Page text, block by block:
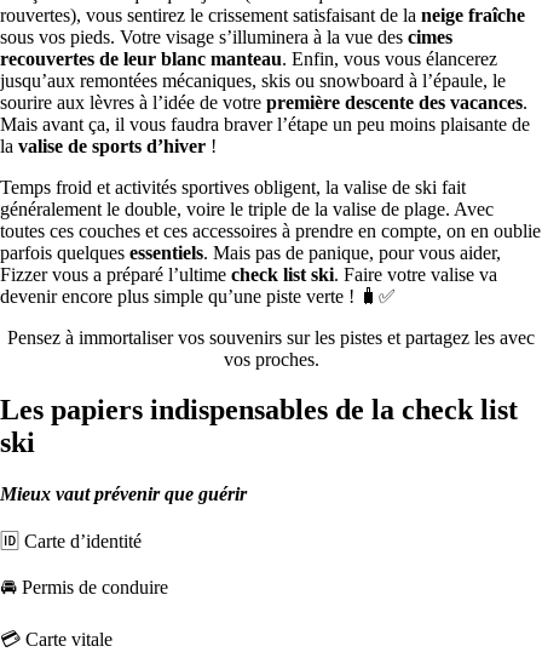
rouvertes), vous sentirez le crissement satisfaisant de la neige fraîche
sous vos pieds. Votre visage s’illuminera à la vue des cimes
recouvertes de leur blanc manteau. Enfin, vous vous élancerez
jusqu’aux remontées mécaniques, skis ou snowboard à l’épaule, le
sourire aux lèvres à l’idée de votre première descente des vacances.
Mais avant ça, il vous faudra braver l’étape un peu moins plaisante de
la valise de sports d’hiver !
Temps froid et activités sportives obligent, la valise de ski fait
généralement le double, voire le triple de la valise de plage. Avec
toutes ces couches et ces accessoires à prendre en compte, on en oublie
parfois quelques essentiels. Mais pas de panique, pour vous aider,
Fizzer vous a préparé l’ultime check list ski. Faire votre valise va
devenir encore plus simple qu’une piste verte ! 🧳✅
Pensez à immortaliser vos souvenirs sur les pistes et partagez les avec
vos proches.
Les papiers indispensables de la check list
ski
Mieux vaut prévenir que guérir
🆔 Carte d’identité
🚘 Permis de conduire
💳 Carte vitale